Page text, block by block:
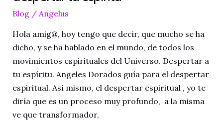
Blog/ Angelus
Hola amig@, hoy tengo que decir, que mucho se ha
dicho, y se ha hablado en el mundo, de todos los
movimientos espirituales del Universo. Despertar a
tu espíritu. Angeles Dorados guía para el despertar
espiritual. Así mismo, el despertar espiritual , yo te
diría que es un proceso muy profundo, a la misma
ve que transformador,